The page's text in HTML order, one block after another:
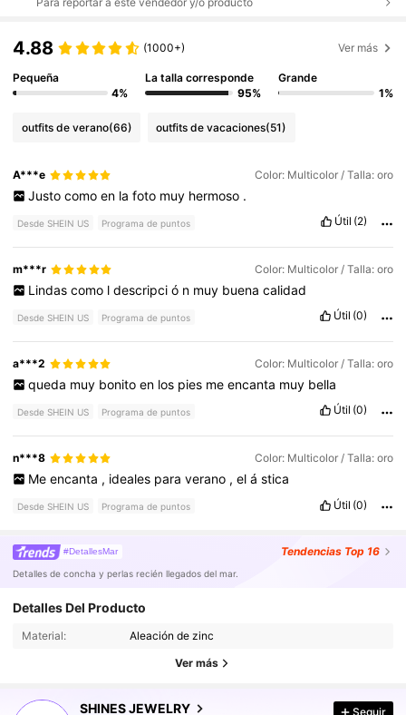
4.88 (1000+) Ver más
Pequeña
4%
La talla corresponde
95%
Grande
1%
outfits de verano(66) outfits de vacaciones(51)
A***e Color: Multicolor / Talla: oro
Justo como en la foto muy hermoso .
Desde SHEIN US Programa de puntos Útil (2)
m***r Color: Multicolor / Talla: oro
Lindas como l descripci ó n muy buena calidad
Desde SHEIN US Programa de puntos Útil (0)
a***2 Color: Multicolor / Talla: oro
queda muy bonito en los pies me encanta muy bella
Desde SHEIN US Programa de puntos Útil (0)
n***8 Color: Multicolor / Talla: oro
Me encanta , ideales para verano , el á stica
Desde SHEIN US Programa de puntos Útil (0)
#DetallesMar Tendencias Top 16
Detalles de concha y perlas recién llegados del mar.
Detalles Del Producto
Material: Aleación de zinc
Ver más
SHINES JEWELRY
4.87 48K Seguidores
48K Seguidores
Seguir